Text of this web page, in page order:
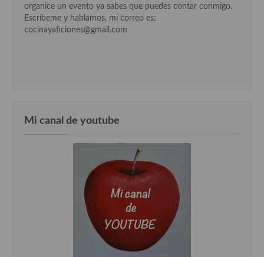
Cocina Riojana
Cocina de la Republica Checa
organice un evento ya sabes que puedes contar conmigo.
Escríbeme y hablamos, mi correo es:
cocinayaficiones@gmail.com
Mi canal de youtube